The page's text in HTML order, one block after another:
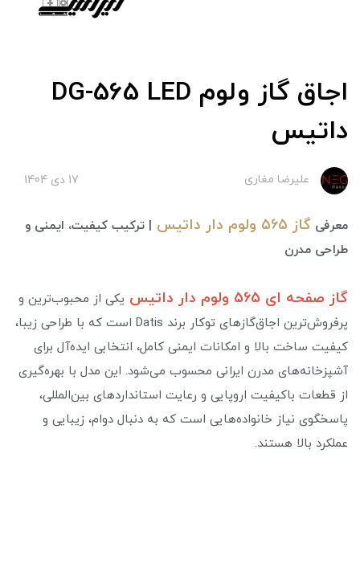
اجاق گاز ولوم DG-565 LED
داتیس
علیرضا مغاری 17 دی 1404
معرفی گاز 565 ولوم دار داتیس
| ترکیب کیفیت، ایمنی و
طراحی مدرن
گاز صفحه ای 565 ولوم دار داتیس
یکی از محبوب‌ترین و
پرفروش‌ترین اجاق‌گازهای توکار برند Datis است که با طراحی زیبا،
کیفیت ساخت بالا و امکانات ایمنی کامل، انتخابی ایده‌آل برای
آشپزخانه‌های مدرن ایرانی محسوب می‌شود. این مدل با بهره‌گیری
از قطعات باکیفیت اروپایی و رعایت استانداردهای بین‌المللی،
پاسخگوی نیاز خانواده‌هایی است که به دنبال دوام، زیبایی و
عملکرد بالا هستند.